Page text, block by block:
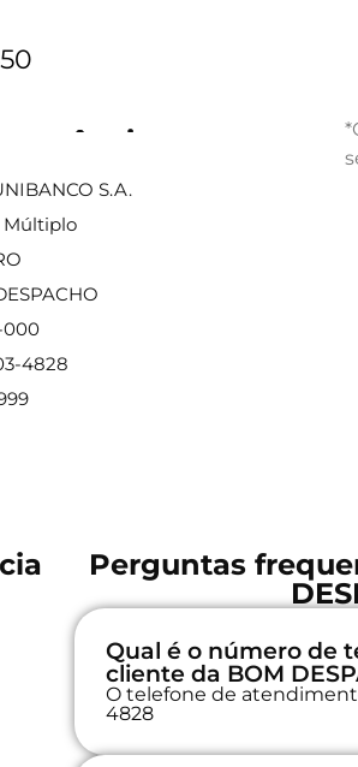
agência
S.A.
Múltiplo
000
4828
Perguntas
Qual é o número de
cliente da BOM
O telefone de
4828